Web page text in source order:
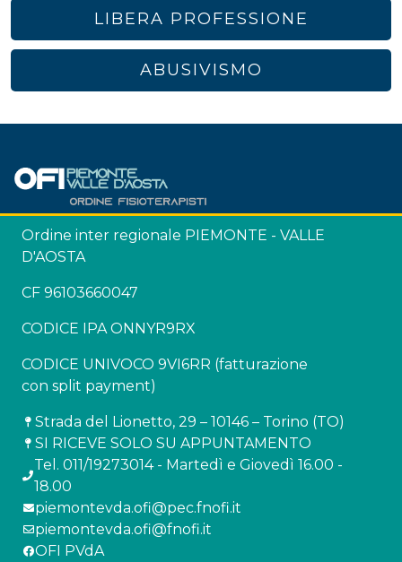
LIBERA PROFESSIONE
ABUSIVISMO
Ordine inter regionale PIEMONTE - VALLE
D'AOSTA
CF 96103660047
CODICE IPA ONNYR9RX
CODICE UNIVOCO 9VI6RR (fatturazione
con split payment)
Strada del Lionetto, 29 – 10146 – Torino (TO)
SI RICEVE SOLO SU APPUNTAMENTO
Tel. 011/19273014 - Martedì e Giovedì 16.00 -
18.00
piemontevda.ofi@pec.fnofi.it
piemontevda.ofi@fnofi.it
OFI PVdA